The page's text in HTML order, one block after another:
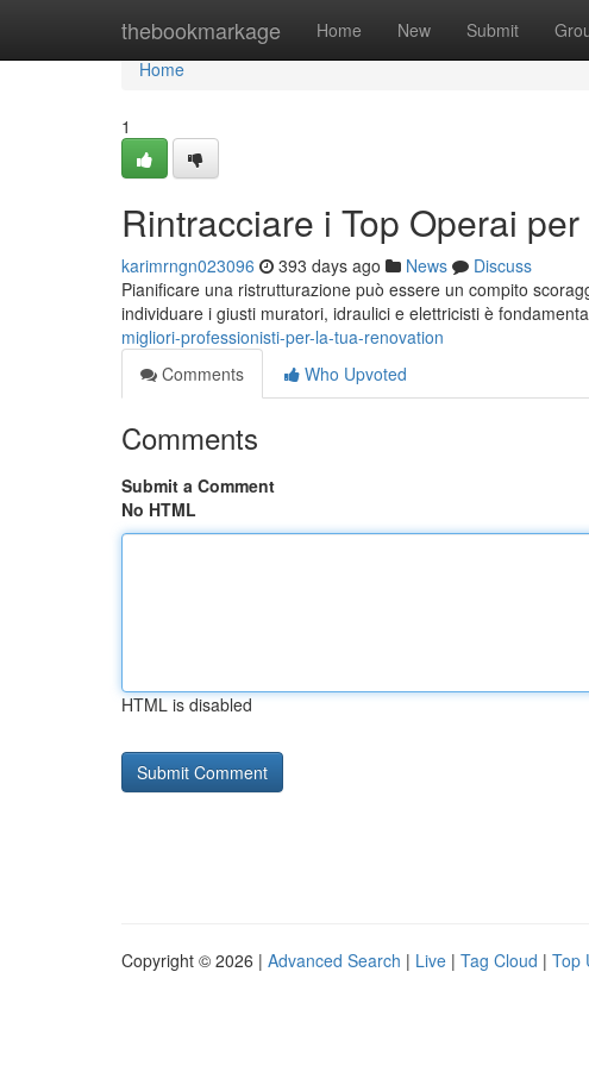
thebookmarkage Home New Submit
Home
Home
1
Rintracciare i Top Operai
karimrngn023096 393 days ago News
Discuss
Pianificare una ristrutturazione può essere un compito
individuare i giusti muratori, idraulici e elettricisti è
migliori-professionisti-per-la-tua-renovation
Comments
Who Upvoted
Comments
Submit a Comment
No HTML
HTML is disabled
Copyright © 2026 | Advanced Search | Live | Tag Cloud | Top